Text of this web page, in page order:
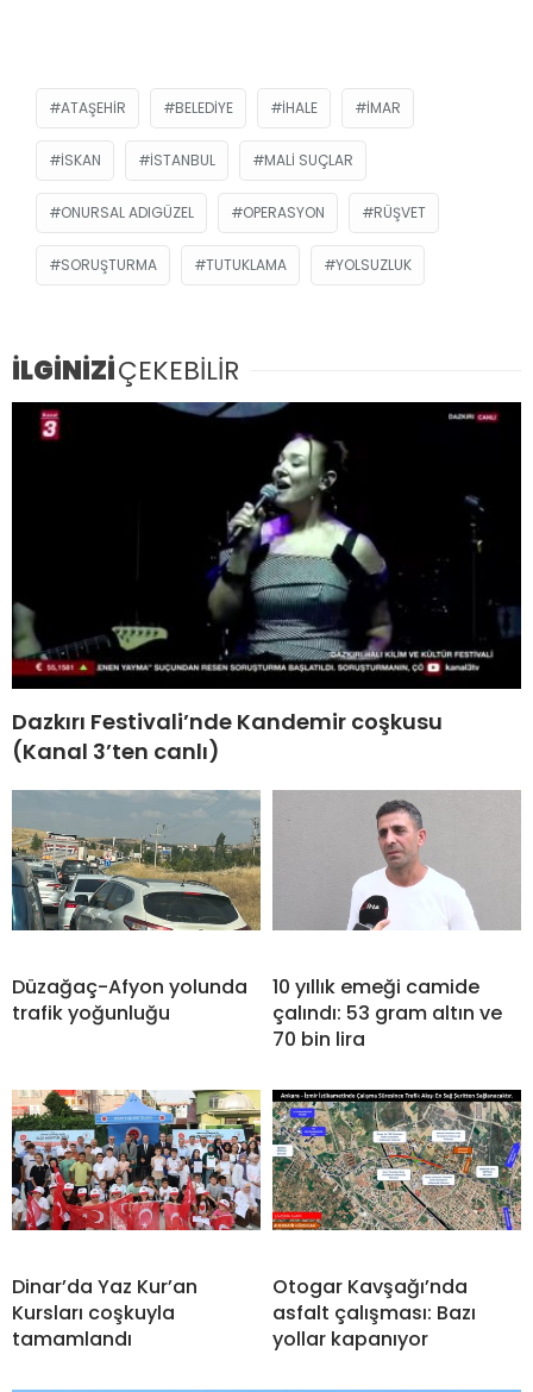
ATAŞEHIR BELEDIYE İHALE IMAR
ISKAN ISTANBUL MALI SUÇLAR
ONURSAL ADIGÜZEL OPERASYON RÜŞVET
SORUŞTURMA TUTUKLAMA YOLSUZLUK
İLGİNİZİÇEKEBİLİR
Dazkırı Festivali’nde Kandemir coşkusu
(Kanal 3’ten canlı)
Düzağaç-Afyon yolunda
trafik yoğunluğu
10 yıllık emeği camide
çalındı: 53 gram altın ve
70 bin lira
Dinar’da Yaz Kur’an
Kursları coşkuyla
tamamlandı
Otogar Kavşağı’nda
asfalt çalışması: Bazı
yollar kapanıyor